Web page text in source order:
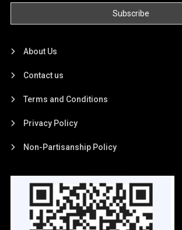
About Us
Contact us
Terms and Conditions
Privacy Policy
Non-Partisanship Policy